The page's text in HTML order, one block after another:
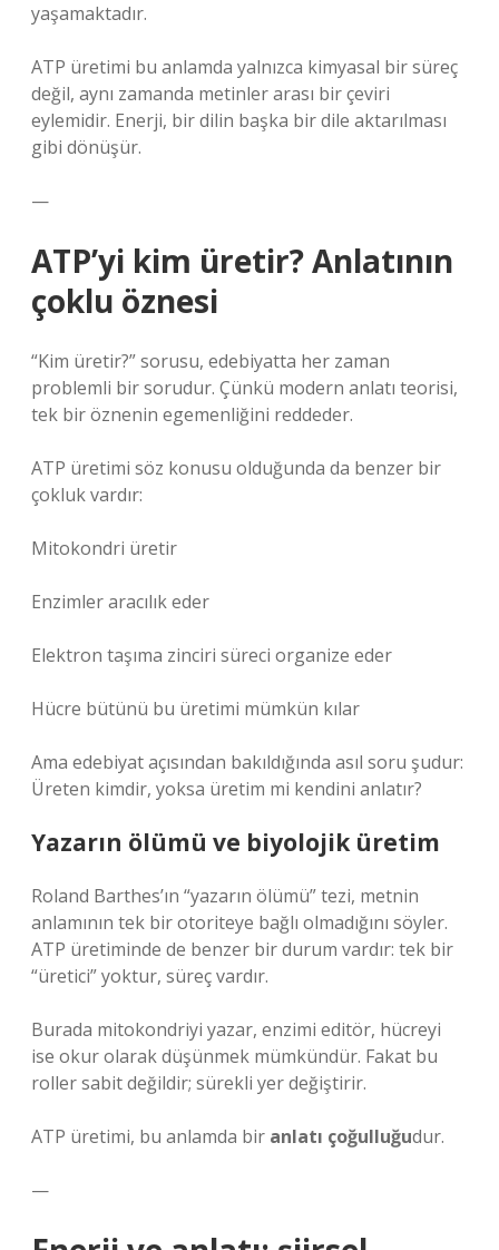
yaşamaktadır.
ATP üretimi bu anlamda yalnızca kimyasal bir süreç
değil, aynı zamanda metinler arası bir çeviri
eylemidir. Enerji, bir dilin başka bir dile aktarılması
gibi dönüşür.
—
ATP’yi kim üretir? Anlatının
çoklu öznesi
“Kim üretir?” sorusu, edebiyatta her zaman
problemli bir sorudur. Çünkü modern anlatı teorisi,
tek bir öznenin egemenliğini reddeder.
ATP üretimi söz konusu olduğunda da benzer bir
çokluk vardır:
Mitokondri üretir
Enzimler aracılık eder
Elektron taşıma zinciri süreci organize eder
Hücre bütünü bu üretimi mümkün kılar
Ama edebiyat açısından bakıldığında asıl soru şudur:
Üreten kimdir, yoksa üretim mi kendini anlatır?
Yazarın ölümü ve biyolojik üretim
Roland Barthes’ın “yazarın ölümü” tezi, metnin
anlamının tek bir otoriteye bağlı olmadığını söyler.
ATP üretiminde de benzer bir durum vardır: tek bir
“üretici” yoktur, süreç vardır.
Burada mitokondriyi yazar, enzimi editör, hücreyi
ise okur olarak düşünmek mümkündür. Fakat bu
roller sabit değildir; sürekli yer değiştirir.
ATP üretimi, bu anlamda bir anlatı çoğulluğudur.
—